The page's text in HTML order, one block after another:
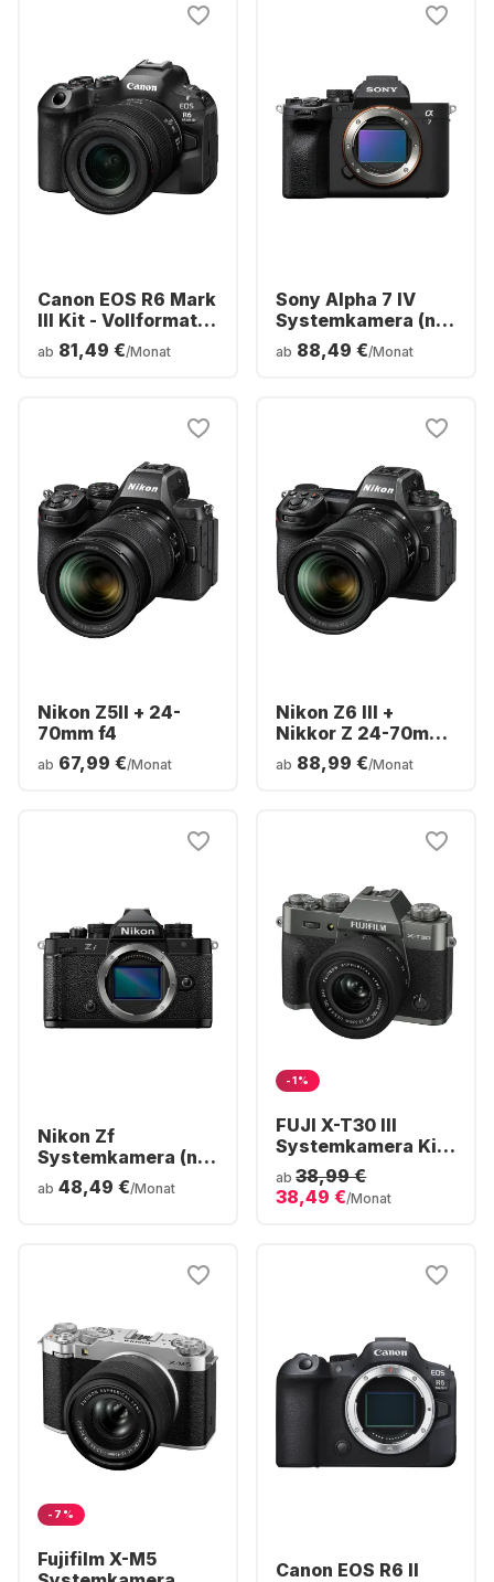
Canon EOS R6 Mark
III Kit - Vollformat
Kamera inkl. RF 24-
105mm F4-7.1 IS
ab 81,49 €/Monat
Sony Alpha 7 IV
Systemkamera (nur
Gehäuse)
ab 88,49 €/Monat
Nikon Z5II + 24-
70mm f4
ab 67,99 €/Monat
Nikon Z6 III +
Nikkor Z 24-70mm
f/4,0 S
ab 88,99 €/Monat
Nikon Zf
Systemkamera (nur
Gehäuse)
ab 48,49 €/Monat
-1%
FUJI X-T30 III
Systemkamera Kit -
inkl. XC 13-33mm
f/3.5-6.3 OIS
Objektiv
ab 38,99 €
38,49 €/Monat
-7%
Fujifilm X-M5
Canon EOS R6 II